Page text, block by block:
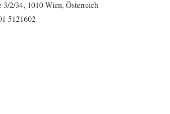
3/2/34, 1010 Wien, Österreich
5121602